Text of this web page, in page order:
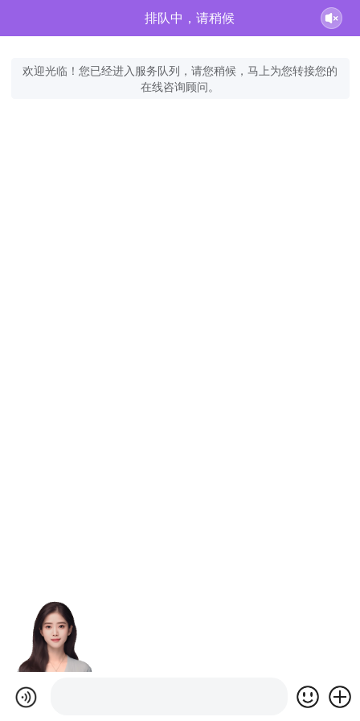
排队中，请稍候
欢迎光临！您已经进入服务队列，请您稍候，马上为您转接您的
在线咨询顾问。